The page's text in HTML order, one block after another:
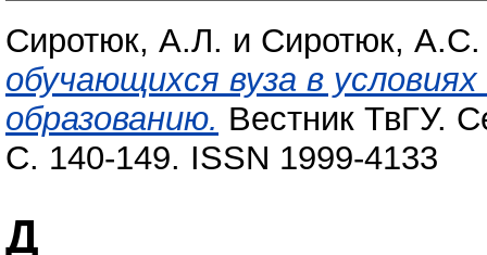
Cиротюк, А.Л. и Сиротюк, А.С.
обучающихся вуза в
образованию. Вестник ТвГУ.
С. 140-149. ISSN 1999-4133
Д